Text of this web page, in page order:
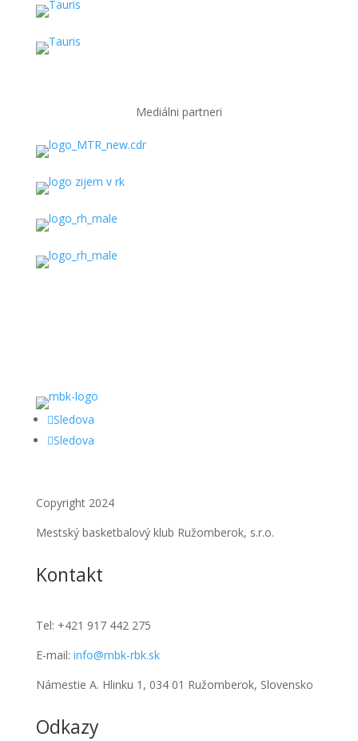
Mediálni partneri
Sledova
Sledova
Copyright 2024
Mestský basketbalový klub Ružomberok, s.r.o.
Kontakt
Tel: +421 917 442 275
E-mail: info@mbk-rbk.sk
Námestie A. Hlinku 1, 034 01 Ružomberok, Slovensko
Odkazy